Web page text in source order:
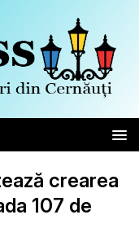
crearea
107 de